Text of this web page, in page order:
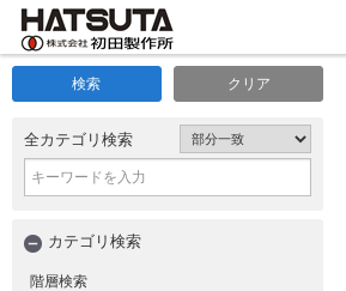
クリア
検索
全カテゴリ検索
カテゴリ検索
階層検索